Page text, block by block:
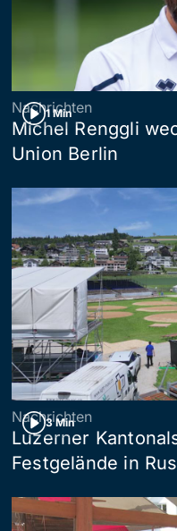
1 Min
Nachrichten
Michel Renggli
Union Berlin
3 Min
Nachrichten
Luzerner
Festgelände in